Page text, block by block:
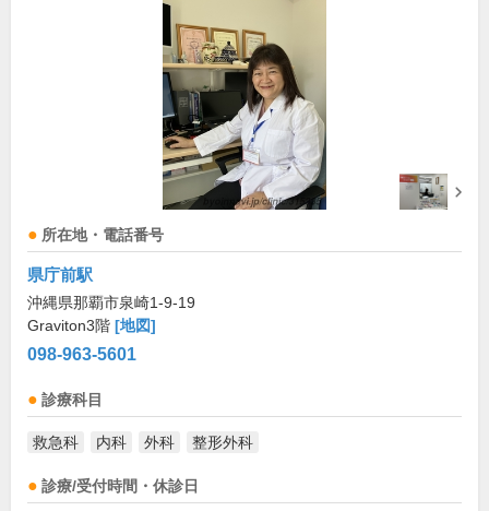
所在地・電話番号
県庁前駅
沖縄県那覇市泉崎1-9-19
Graviton3階 [地図]
098-963-5601
診療科目
救急科 内科 外科 整形外科
診療/受付時間・休診日